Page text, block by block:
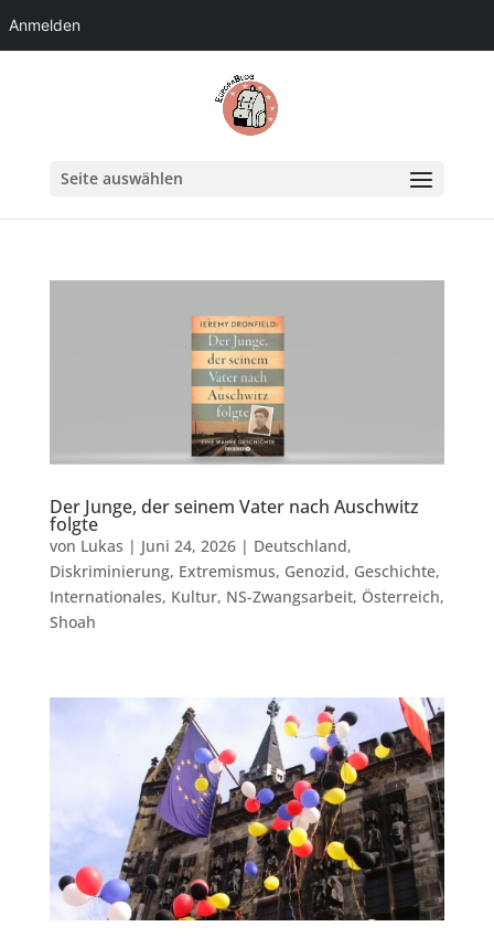
Anmelden
Seite auswählen
Der Junge, der seinem Vater nach Auschwitz
folgte
von Lukas | Juni 24, 2026| Deutschland,
Diskriminierung, Extremismus, Genozid, Geschichte,
Internationales, Kultur, NS-Zwangsarbeit, Österreich,
Shoah